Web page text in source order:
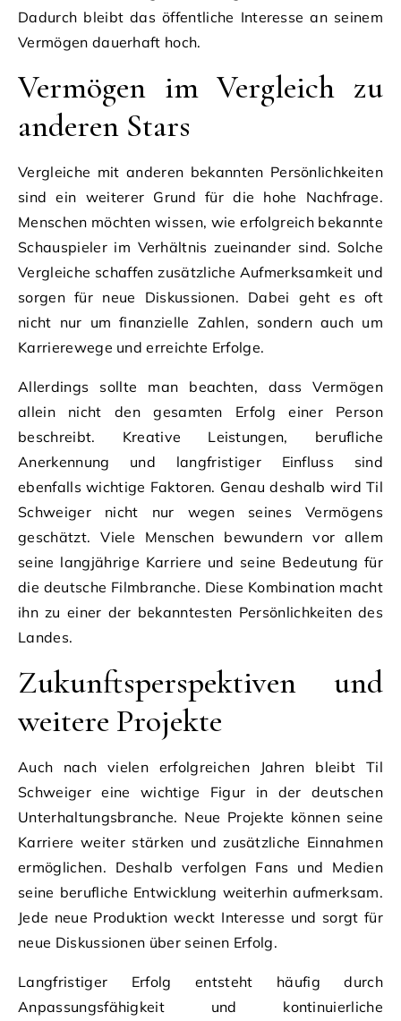
Dadurch bleibt das öffentliche Interesse an seinem
Vermögen dauerhaft hoch.
Vermögen im Vergleich zu
anderen Stars
Vergleiche mit anderen bekannten Persönlichkeiten
sind ein weiterer Grund für die hohe Nachfrage.
Menschen möchten wissen, wie erfolgreich bekannte
Schauspieler im Verhältnis zueinander sind. Solche
Vergleiche schaffen zusätzliche Aufmerksamkeit und
sorgen für neue Diskussionen. Dabei geht es oft
nicht nur um finanzielle Zahlen, sondern auch um
Karrierewege und erreichte Erfolge.
Allerdings sollte man beachten, dass Vermögen
allein nicht den gesamten Erfolg einer Person
beschreibt. Kreative Leistungen, berufliche
Anerkennung und langfristiger Einfluss sind
ebenfalls wichtige Faktoren. Genau deshalb wird Til
Schweiger nicht nur wegen seines Vermögens
geschätzt. Viele Menschen bewundern vor allem
seine langjährige Karriere und seine Bedeutung für
die deutsche Filmbranche. Diese Kombination macht
ihn zu einer der bekanntesten Persönlichkeiten des
Landes.
Zukunftsperspektiven und
weitere Projekte
Auch nach vielen erfolgreichen Jahren bleibt Til
Schweiger eine wichtige Figur in der deutschen
Unterhaltungsbranche. Neue Projekte können seine
Karriere weiter stärken und zusätzliche Einnahmen
ermöglichen. Deshalb verfolgen Fans und Medien
seine berufliche Entwicklung weiterhin aufmerksam.
Jede neue Produktion weckt Interesse und sorgt für
neue Diskussionen über seinen Erfolg.
Langfristiger Erfolg entsteht häufig durch
Anpassungsfähigkeit und kontinuierliche